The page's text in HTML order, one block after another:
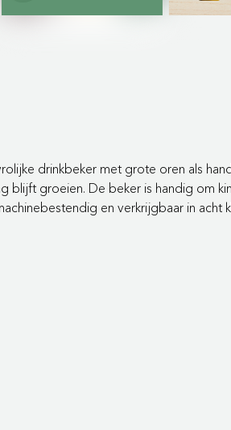
drinkbeker met grote oren als
blijft groeien. De beker is handig om
en verkrijgbaar in acht